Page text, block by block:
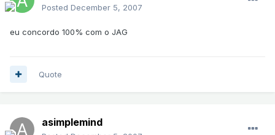
Posted December 5, 2007
eu concordo 100% com o JAG
Quote
asimplemind